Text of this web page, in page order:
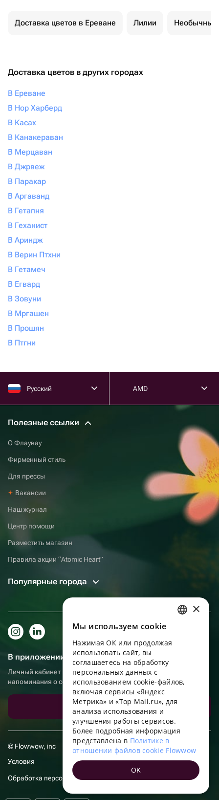
Доставка цветов в Ереване Лилии Необычные
Доставка цветов в других городах
В Ереване
В Нор Харберд
В Касах
В Канакераван
В Мерцаван
В Джрвеж
В Паракар
В Аргаванд
В Гетапня
В Геханист
В Ариндж
В Верин Птхни
В Гетамеч
В Егвард
В Зовуни
В Мргашен
В Прошян
В Птгни
Русский AMD
Полезные ссылки
О Флаувау
Фирменный стиль
Для прессы
Вакансии
Наш журнал
Центр помощи
Разместить магазин
Правила акции “Atomic Heart”
Популярные города
В приложении еще удобнее!
Личный кабинет получателя, больше бонусов за покупки и
напоминания о событиях
Скачать приложение
© Flowwow, inc
Условия
Обработка персональных данных
ENGLISH
UKRAINIAN
PORTUGUESE
FRENCH
TURKISH
POLISH
×
Мы используем сookie
Нажимая ОК или продолжая
использовать сайт, вы
соглашаетесь на обработку
персональных данных с
использованием cookie-файлов,
включая сервисы «Яндекс
Метрика» и «Top Mail.ru», для
анализа использования и
улучшения работы сервисов.
Более подробная информация
представлена в Политике в
отношении файлов cookie Flowwow
OK